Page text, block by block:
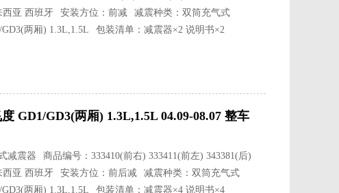
西亚 西班牙
安装方位：前减
减震种类：双筒充气式
两厢) 1.3L,1.5L
包装清单：减震器×2 说明书×2
GD1/GD3(两厢) 1.3L,1.5L 04.09-08.07 整车
减震器
商品编号：333410(前右) 333411(前左) 343381(后)
西亚 西班牙
安装方位：前后减
减震种类：双筒充气式
两厢) 1.3L,1.5L
包装清单：减震器×4 说明书×4